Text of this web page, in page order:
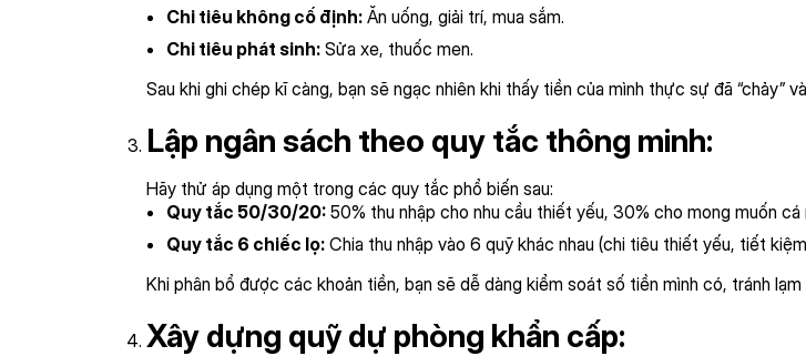
Chi tiêu không cố định: Ăn uống, giải trí, mua sắm.
Chi tiêu phát sinh: Sửa xe, thuốc men.
Sau khi ghi chép kĩ càng, bạn sẽ ngạc nhiên khi thấy tiền của mình thực sự đã “chảy”
Lập ngân sách theo quy tắc thông minh:
Hãy thử áp dụng một trong các quy tắc phổ biến sau:
Quy tắc 50/30/20: 50% thu nhập cho nhu cầu thiết yếu, 30% cho mong muốn
Quy tắc 6 chiếc lọ: Chia thu nhập vào 6 quỹ khác nhau (chi tiêu thiết yếu, tiết
Khi phân bổ được các khoản tiền, bạn sẽ dễ dàng kiểm soát số tiền mình có, tránh lạm
Xây dựng quỹ dự phòng khẩn cấp: